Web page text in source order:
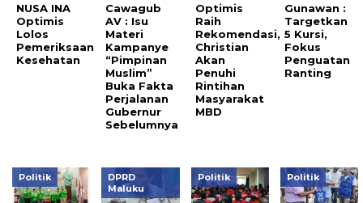
NUSA INA
Optimis
Lolos
Pemeriksaan
Kesehatan
Cawagub
AV : Isu
Materi
Kampanye
“Pimpinan
Muslim”
Buka Fakta
Perjalanan
Gubernur
Sebelumnya
Optimis
Raih
Rekomendasi,
Christian
Akan
Penuhi
Rintihan
Masyarakat
MBD
Gunawan :
Targetkan
5 Kursi,
Fokus
Penguatan
Ranting
Politik
DPRD
Maluku
Politik Politik